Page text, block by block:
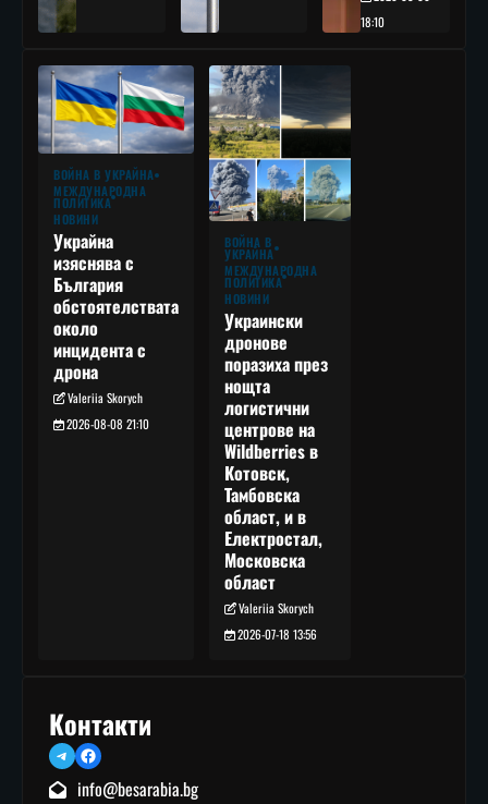
18:10
ВОЙНА В УКРАЙНА
МЕЖДУНАРОДНА
ПОЛИТИКА
НОВИНИ
Украйна
изяснява с
България
обстоятелствата
около
инцидента с
дрона
Valeriia Skorych
2026-08-08 21:10
ВОЙНА В
УКРАЙНА
МЕЖДУНАРОДНА
ПОЛИТИКА
НОВИНИ
Украински
дронове
поразиха през
нощта
логистични
центрове на
Wildberries в
Котовск,
Тамбовска
област, и в
Електростал,
Московска
област
Valeriia Skorych
2026-07-18 13:56
Контакти
TelegramFacebook
info@besarabia.bg